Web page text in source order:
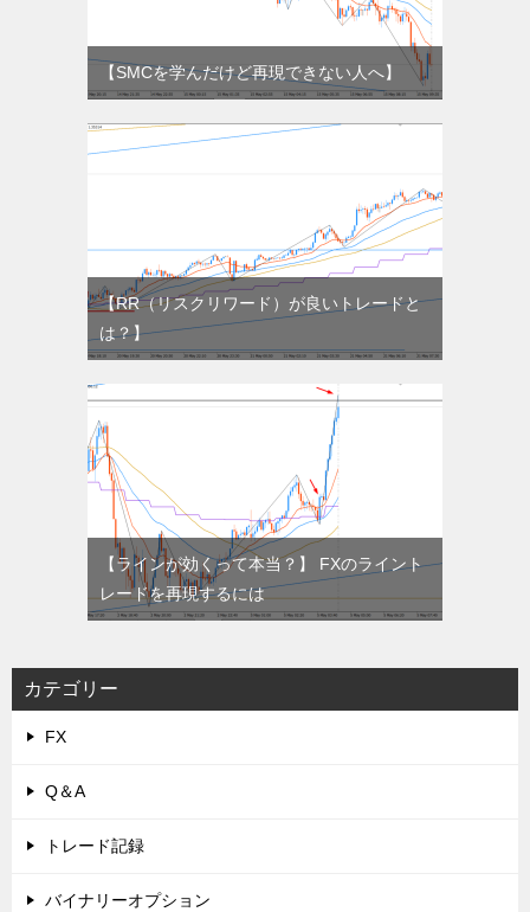
【SMCを学んだけど再現できない人へ】
【RR（リスクリワード）が良いトレードと
は？】
【ラインが効くって本当？】 FXのライント
レードを再現するには
カテゴリー
FX
Q＆A
トレード記録
バイナリーオプション